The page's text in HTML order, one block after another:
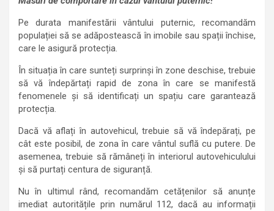
Pe durata manifestării vântului puternic, recomandăm
populației să se adăpostească în imobile sau spații închise,
care le asigură protecția.
În situația în care sunteți surprinși în zone deschise, trebuie
să vă îndepărtați rapid de zona în care se manifestă
fenomenele și să identificați un spațiu care garantează
protecția.
Dacă vă aflați în autovehicul, trebuie să vă îndepărați, pe
cât este posibil, de zona în care vântul suflă cu putere. De
asemenea, trebuie să rămâneți în interiorul autovehiculului
și să purtați centura de siguranță.
Nu în ultimul rând, recomandăm cetățenilor să anunțe
imediat autoritățile prin numărul 112, dacă au informații